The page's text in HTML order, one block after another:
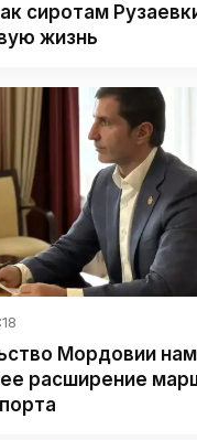
сиротам
жизнь
Мордовии
расширение